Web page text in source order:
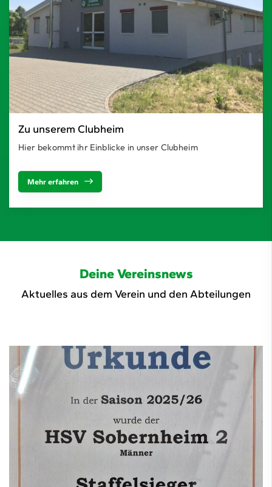
Zu unserem Clubheim
Hier bekommt ihr Einblicke in unser Clubheim
Mehr erfahren
Deine Vereinsnews
Aktuelles aus dem Verein und den Abteilungen